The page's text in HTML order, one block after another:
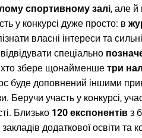
спортивному залі, але й
у конкурсі дуже просто: в
власні інтереси та
спеціально
хто збере щонайменше три
буде доповнений іншими
Беручи участь у конкурсі,
Близько 120 експонентів з
закладів додаткової освіти